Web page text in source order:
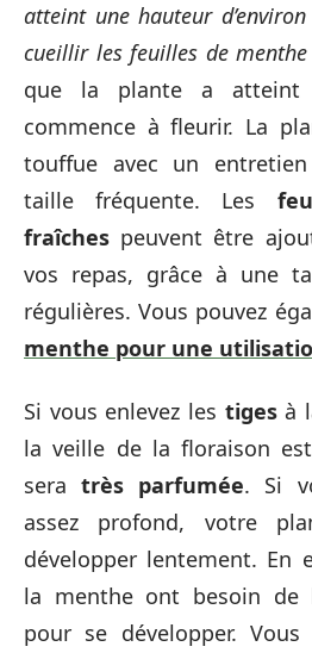
atteint une hauteur
cueillir les feuilles de
que la plante a atteint
commence à fleurir. La
touffue avec un
taille fréquente. Les
fraîches peuvent être
vos repas, grâce à une
régulières. Vous pouvez
menthe pour une
Si vous enlevez les tigesà
la veille de la floraison
sera très parfumée. Si
assez profond, votre
développer lentement. En
la menthe ont besoin de
pour se développer. Vous